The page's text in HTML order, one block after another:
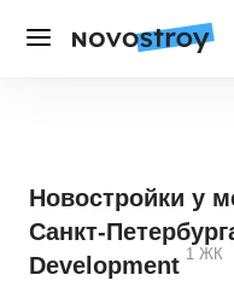
Новостройки у
Санкт-
Development 1 ЖК